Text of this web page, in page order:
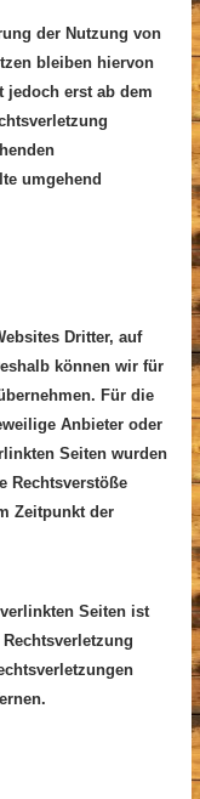
der Nutzung von
bleiben hiervon
jedoch erst ab dem
umgehend
Dritter, auf
können wir für
Für die
Anbieter oder
Seiten wurden
Rechtsverstöße
Zeitpunkt der
Seiten ist